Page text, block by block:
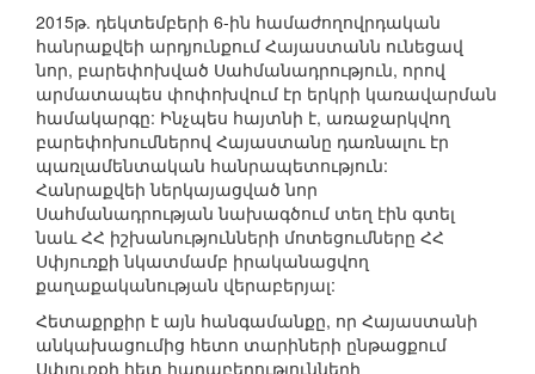
2015թ. դեկտեմբերի 6-ին համաժողովրդական
հանրաքվեի արդյունքում Հայաստանն ունեցավ
նոր, բարեփոխված Սահմանադրություն, որով
արմատապես փոփոխվում էր երկրի կառավարման
համակարգը: Ինչպես հայտնի է, առաջարկվող
բարեփոխումներով Հայաստանը դառնալու էր
պառլամենտական հանրապետություն:
Հանրաքվեի ներկայացված նոր
Սահմանադրության նախագծում տեղ էին գտել
նաև ՀՀ իշխանությունների մոտեցումները ՀՀ
Սփյուռքի նկատմամբ իրականացվող
քաղաքականության վերաբերյալ:
Հետաքրքիր է այն հանգամանքը, որ Հայաստանի
անկախացումից հետո տարիների ընթացքում
Սփյուռքի հետ հարաբերությունների